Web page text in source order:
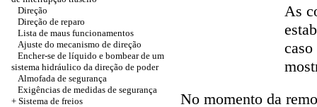
Direção
Direção de reparo
Lista de maus funcionamentos
Ajuste do mecanismo de direção
Encher-se de líquido e bombear de um
sistema hidráulico da direção de poder
Almofada de segurança
Exigências de medidas de segurança
+ Sistema de freios
As
No momento da